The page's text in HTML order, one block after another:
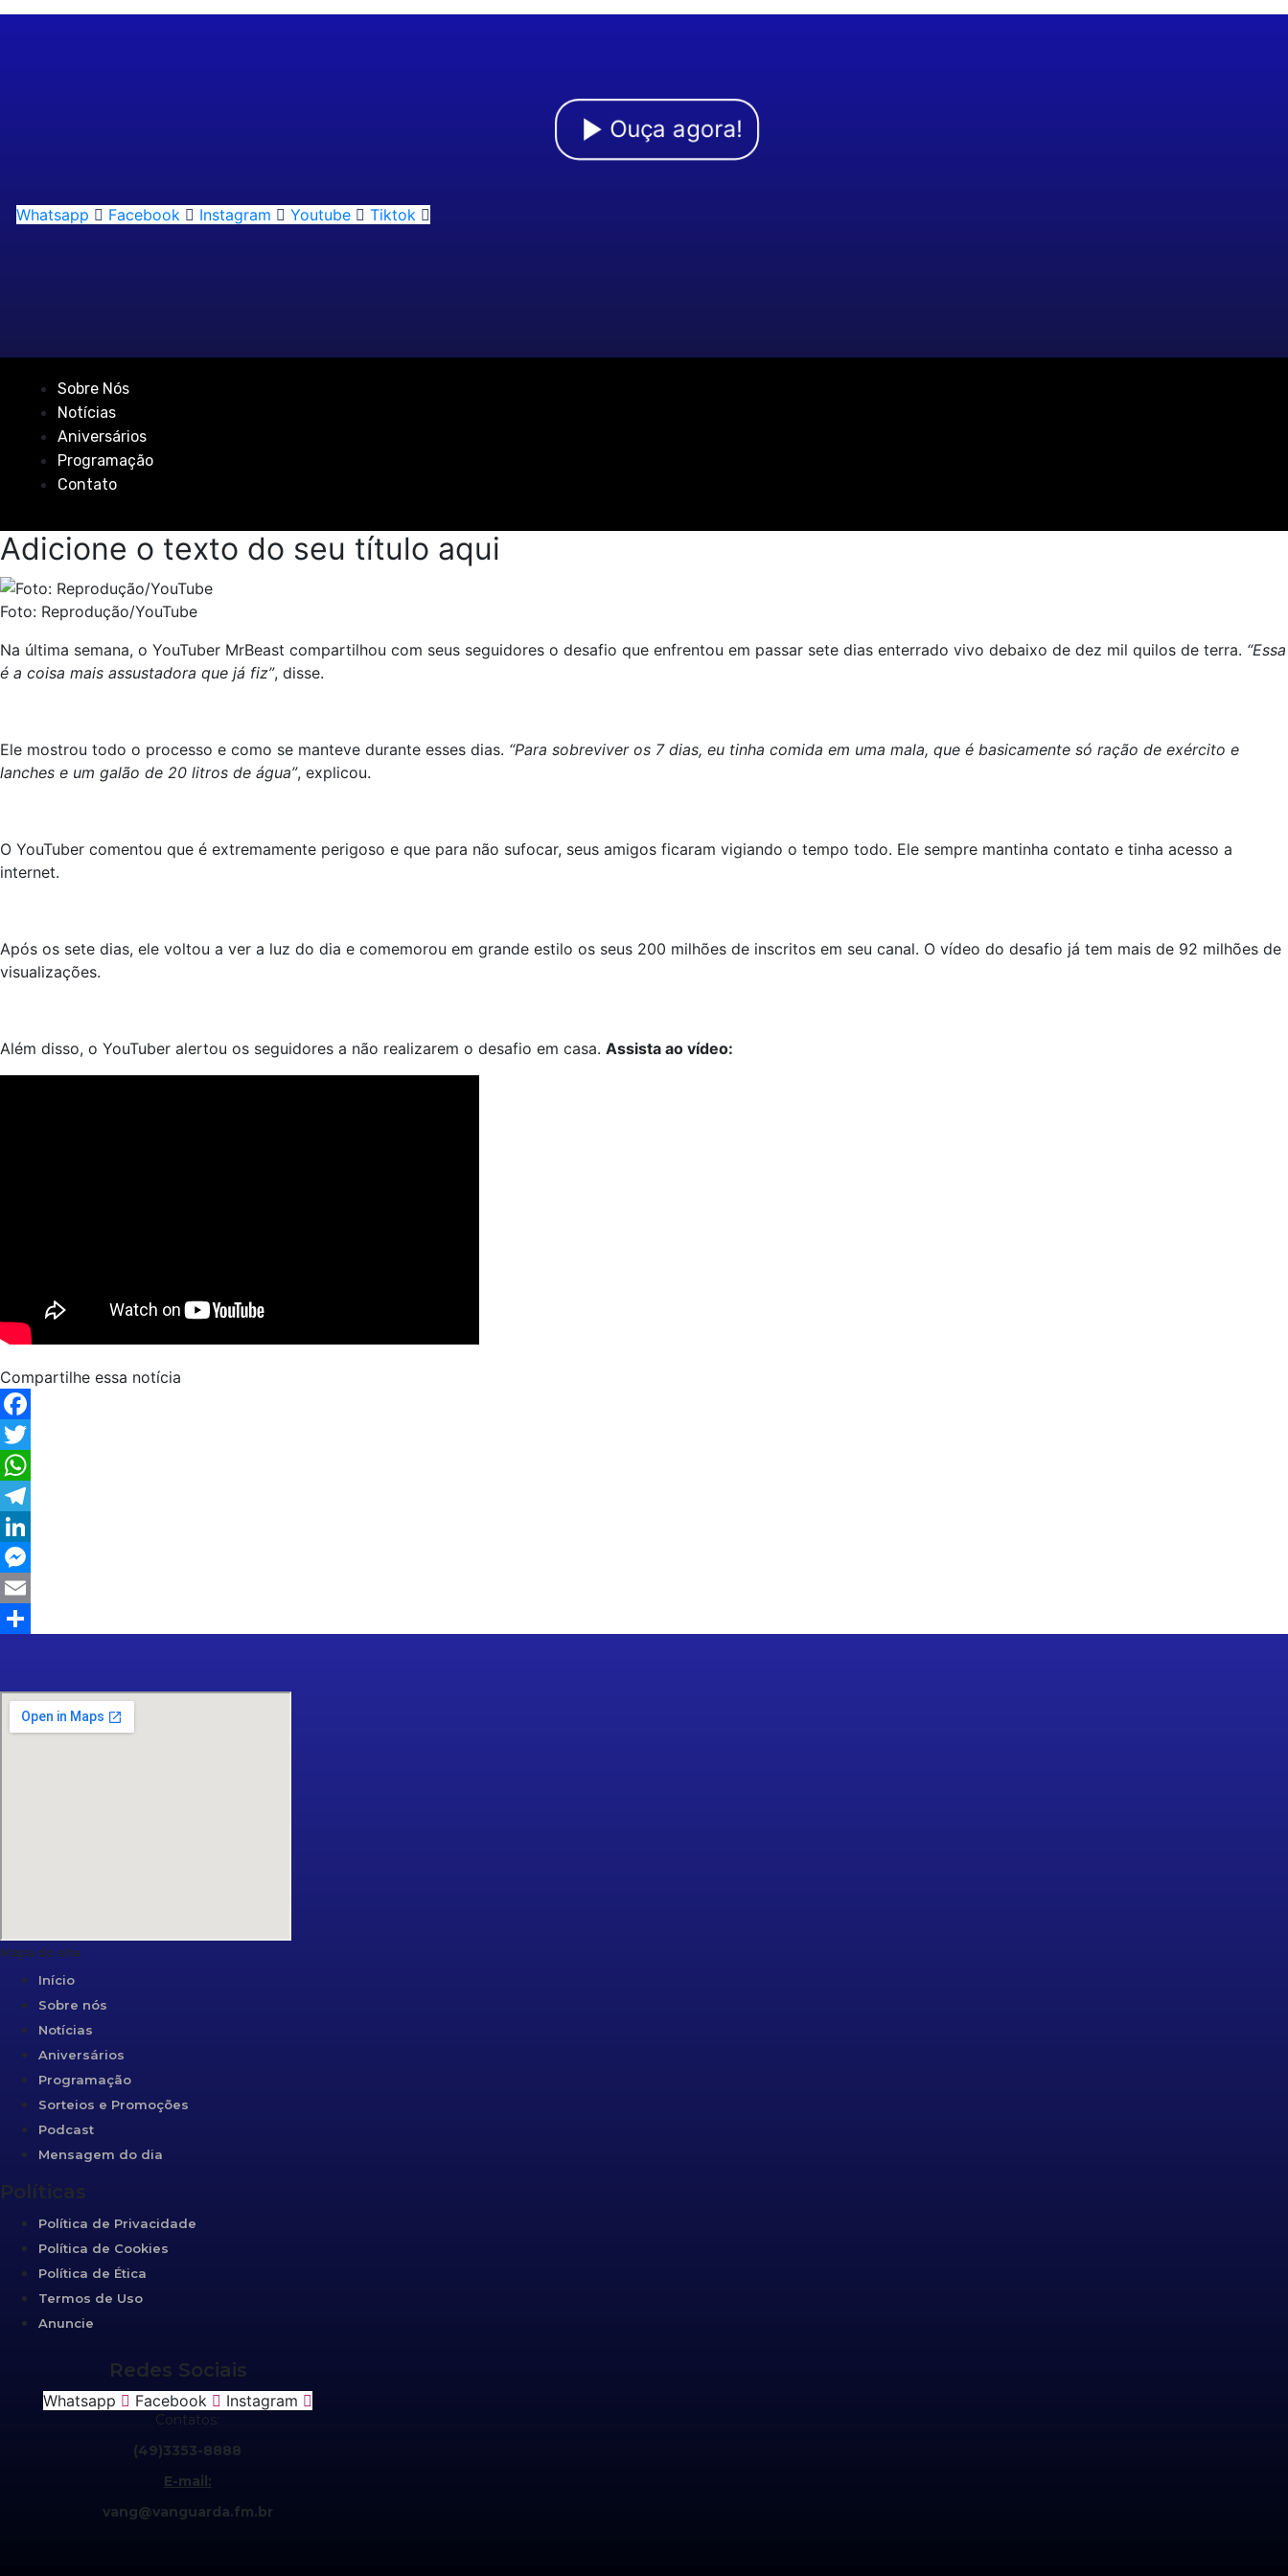
Ouça agora!
Whatsapp Facebook Instagram Youtube Tiktok
Sobre Nós
Notícias
Aniversários
Programação
Contato
Adicione o texto do seu título aqui
Foto: Reprodução/YouTube
Na última semana, o YouTuber MrBeast compartilhou com seus seguidores o desafio que enfrentou em passar sete dias enterrado vivo debaixo de dez mil quilos de terra. “Essa
é a coisa mais assustadora que já fiz”, disse.
Ele mostrou todo o processo e como se manteve durante esses dias. “Para sobreviver os 7 dias, eu tinha comida em uma mala, que é basicamente só ração de exército e
lanches e um galão de 20 litros de água”, explicou.
O YouTuber comentou que é extremamente perigoso e que para não sufocar, seus amigos ficaram vigiando o tempo todo. Ele sempre mantinha contato e tinha acesso a
internet.
Após os sete dias, ele voltou a ver a luz do dia e comemorou em grande estilo os seus 200 milhões de inscritos em seu canal. O vídeo do desafio já tem mais de 92 milhões de
visualizações.
Além disso, o YouTuber alertou os seguidores a não realizarem o desafio em casa. Assista ao vídeo:
Compartilhe essa notícia
Facebook
Twitter
WhatsApp
Telegram
LinkedIn
Messenger
Email
Mapa do site
Início
Sobre nós
Notícias
Aniversários
Programação
Sorteios e Promoções
Podcast
Mensagem do dia
Políticas
Política de Privacidade
Política de Cookies
Política de Ética
Termos de Uso
Anuncie
Redes Sociais
Whatsapp Facebook Instagram
Contatos:
(49)3353-8888
E-mail:
vang@vanguarda.fm.br